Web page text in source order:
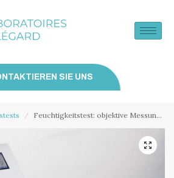
SIE UNS
/ Feuchtigkeitstest: objektive Messung der Feuchtigkeitsspendenden Wirkung eines Kosmetikprodukts